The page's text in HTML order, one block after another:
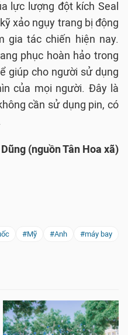
lực lượng đột kích Seal
xảo ngụy trang bị động
gia tác chiến hiện nay.
phục hoàn hảo trong
giúp cho người sử dụng
của mọi người. Đây là
cần sử dụng pin, có
(nguồn Tân Hoa xã)
#Mỹ #Anh
#máy bay